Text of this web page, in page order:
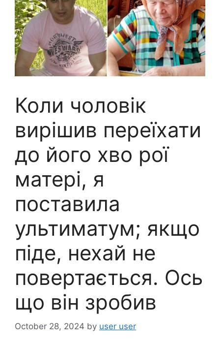
Коли чоловік
вирішив переїхати
до його хво рої
матері, я
поставила
ультиматум; якщо
піде, нехай не
повертається. Ось
що він зробив
October 28, 2024 by user user